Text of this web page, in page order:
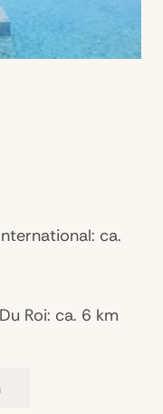
ca.
Roi: ca. 6 km